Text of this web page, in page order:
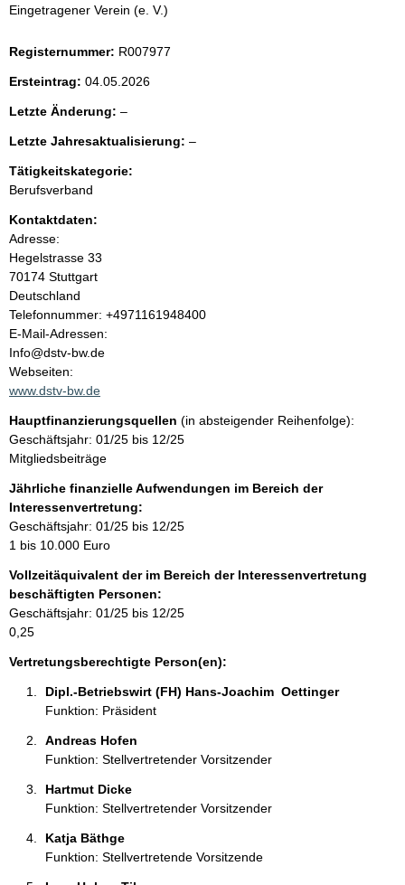
t
e
n
i
n
h
a
l
t
Eingetragener Verein (e. V.)
Registernummer: R007977
Ersteintrag: 04.05.2026
Letzte Änderung: –l
e
r
Letzte Jahresaktualisierung: –l
Tätigkeitskategorie:
Berufsverband
Kontaktdaten:
Adresse:
Hegelstrasse 33
70174 Stuttgart
Deutschland
K
o
n
t
a
t
i
n
f
o
r
m
t
i
o
n
e
Telefonnummer: +4971161948400
E-Mail-Adressen:
Info@dstv-bw.de
Webseiten:
www.dstv-bw.de
Hauptfinanzierungsquellen (in absteigender Reihenfolge):
Geschäftsjahr: 01/25 bis 12/25
Mitgliedsbeiträge
Jährliche finanzielle Aufwendungen im Bereich der
Interessenvertretung:
Geschäftsjahr: 01/25 bis 12/25
1 bis 10.000 Euro
Vollzeitäquivalent der im Bereich der Interessenvertretung
beschäftigten Personen:
Geschäftsjahr: 01/25 bis 12/25
0,25
Vertretungsberechtigte Person(en):
Dipl.-Betriebswirt (FH) Hans-Joachim  Oettinger
Funktion: Präsident
Andreas Hofen
Funktion: Stellvertretender Vorsitzender
Hartmut Dicke
Funktion: Stellvertretender Vorsitzender
Katja Bäthge
Funktion: Stellvertretende Vorsitzende